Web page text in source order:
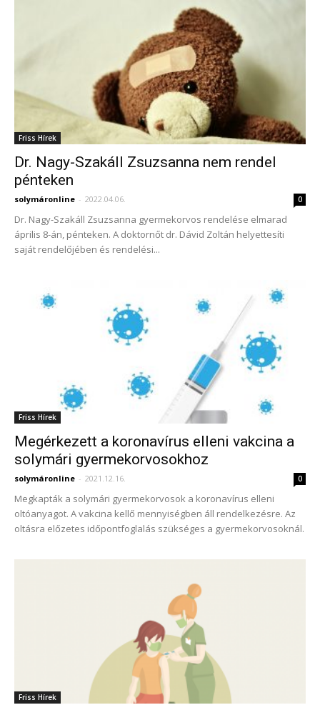
Friss Hírek
Dr. Nagy-Szakáll Zsuzsanna nem rendel
pénteken
solymáronline - 2022.04.06. 0
Dr. Nagy-Szakáll Zsuzsanna gyermekorvos rendelése elmarad
április 8-án, pénteken. A doktornőt dr. Dávid Zoltán helyettesíti
saját rendelőjében és rendelési...
Friss Hírek
Megérkezett a koronavírus elleni vakcina a
solymári gyermekorvosokhoz
solymáronline - 2021.12.16. 0
Megkapták a solymári gyermekorvosok a koronavírus elleni
oltóanyagot. A vakcina kellő mennyiségben áll rendelkezésre. Az
oltásra előzetes időpontfoglalás szükséges a gyermekorvosoknál.
Friss Hírek